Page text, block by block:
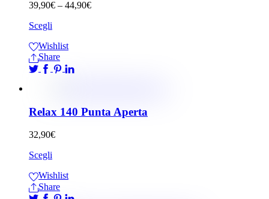
39,90€ – 44,90€
Scegli
Wishlist
Share
Relax 140 Punta Aperta
32,90€
Scegli
Wishlist
Share